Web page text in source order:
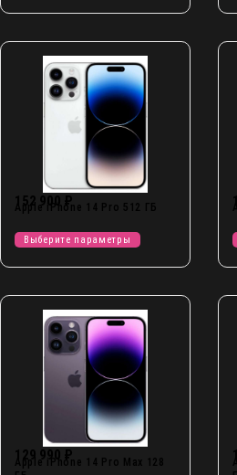
152 900 ₽
Apple iPhone 14 Pro 512 ГБ
Выберите параметры
129 990 ₽
Apple iPhone 14 Pro Max 128